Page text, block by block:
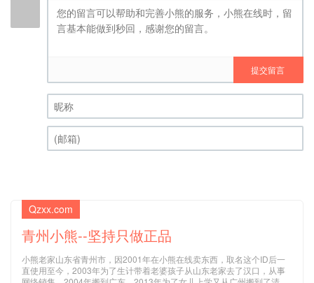
提交留言
昵称 (必填)
Qzxx.com
青州小熊--坚持只做正品
小熊老家山东省青州市，因2001年在小熊在线卖东西，取名这个ID后一
直使用至今，2003年为了生计带着老婆孩子从山东老家去了汉口，从事